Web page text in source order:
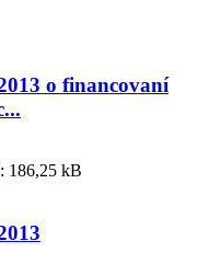
o financovaní
186,25 kB